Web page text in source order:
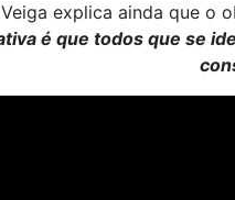
explica ainda que o
é que todos que se